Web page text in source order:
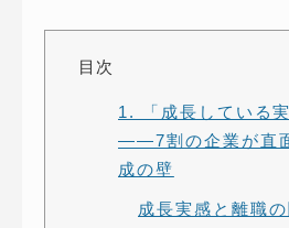
月〜金曜10:00 〜 19:00
目次
1. 「成長している
——7割の企業が直
成の壁
成長実感と離職